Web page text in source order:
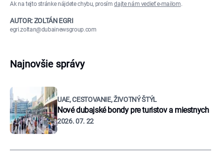
Ak na tejto stránke nájdete chybu, prosímdajte nám vedieť e-mailom.
AUTOR: ZOLTÁN EGRI
egri.zoltan@dubainewsgroup.com
Najnovšie správy
UAE, CESTOVANIE, ŽIVOTNÝ ŠTÝL
Nové dubajské bondy pre turistov a miestnych
2026. 07. 22